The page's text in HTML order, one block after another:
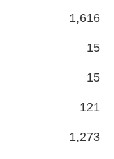
1,616
15
15
121
1,273